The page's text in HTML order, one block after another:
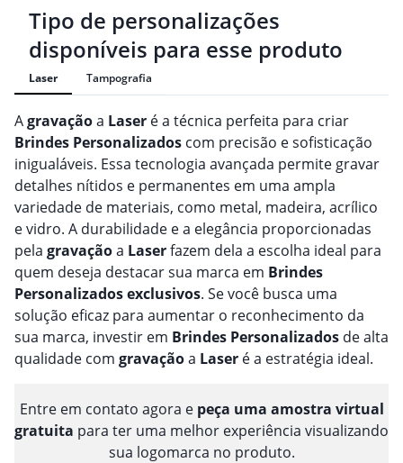
Tipo de personalizações
disponíveis para esse produto
Laser Tampografia
Agravaçãoa Laser é a técnica perfeita para criar
Brindes Personalizados com precisão e sofisticação
inigualáveis. Essa tecnologia avançada permite gravar
detalhes nítidos e permanentes em uma ampla
variedade de materiais, como metal, madeira, acrílico
e vidro. A durabilidade e a elegância proporcionadas
pela gravaçãoa Laserfazem dela a escolha ideal para
quem deseja destacar sua marca em Brindes
Personalizadosexclusivos. Se você busca uma
solução eficaz para aumentar o reconhecimento da
sua marca, investir em Brindes Personalizados de alta
qualidade com gravaçãoa Laser é a estratégia ideal.
Entre em contato agora e peça uma amostra virtual
gratuita para ter uma melhor experiência visualizando
sua logomarca no produto.